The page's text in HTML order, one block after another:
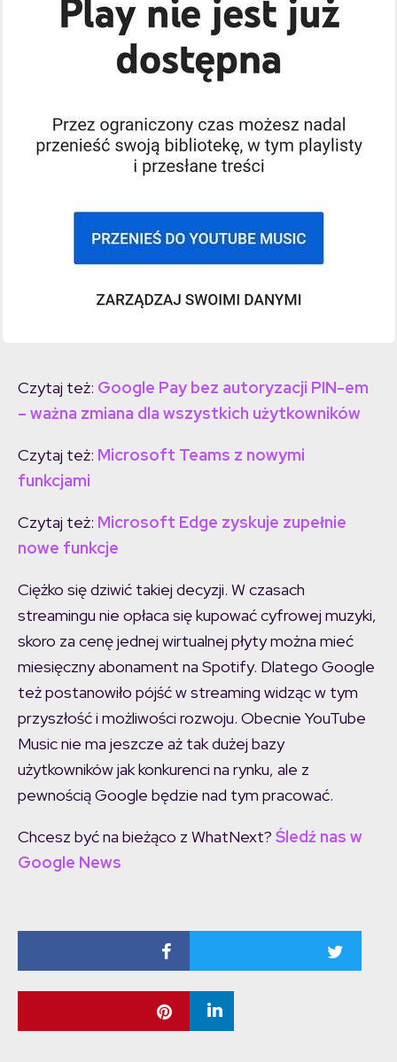
Czytaj też: Google Pay bez autoryzacji PIN-em
– ważna zmiana dla wszystkich użytkowników
Czytaj też: Microsoft Teams z nowymi
funkcjami
Czytaj też: Microsoft Edge zyskuje zupełnie
nowe funkcje
Ciężko się dziwić takiej decyzji. W czasach
streamingu nie opłaca się kupować cyfrowej muzyki,
skoro za cenę jednej wirtualnej płyty można mieć
miesięczny abonament na Spotify. Dlatego Google
też postanowiło pójść w streaming widząc w tym
przyszłość i możliwości rozwoju. Obecnie YouTube
Music nie ma jeszcze aż tak dużej bazy
użytkowników jak konkurenci na rynku, ale z
pewnością Google będzie nad tym pracować.
Chcesz być na bieżąco z WhatNext? Śledź nas w
Google News